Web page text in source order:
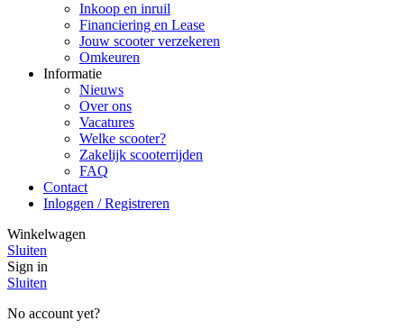
Inkoop en inruil
Financiering en Lease
Jouw scooter verzekeren
Omkeuren
Informatie
Nieuws
Over ons
Vacatures
Welke scooter?
Zakelijk scooterrijden
FAQ
Contact
Inloggen / Registreren
Winkelwagen
Sluiten
Sign in
Sluiten
No account yet?